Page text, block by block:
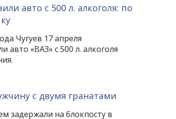
авто с 500 л. алкоголя: по
Чугуев 17 апреля
авто «ВАЗ» с 500 л. алкоголя
с двумя гранатами
задержали на блокпосту в